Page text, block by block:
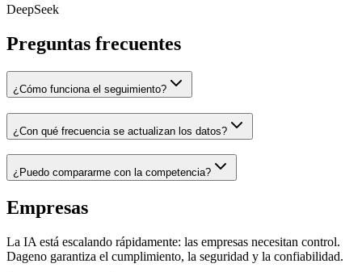
DeepSeek
Preguntas frecuentes
¿Cómo funciona el seguimiento?
¿Con qué frecuencia se actualizan los datos?
¿Puedo compararme con la competencia?
Empresas
La IA está escalando rápidamente: las empresas necesitan control.
Dageno garantiza el cumplimiento, la seguridad y la confiabilidad.